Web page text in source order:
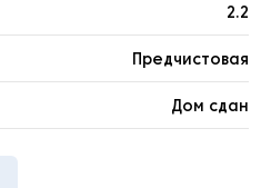
2.2
Предчистовая
Дом сдан